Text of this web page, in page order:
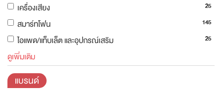
เครื่องเสียง 25
สมาร์ทโฟน 145
ไอแพด/แท็บเล็ต และอุปกรณ์เสริม 25
ดูเพิ่มเติม
แบรนด์